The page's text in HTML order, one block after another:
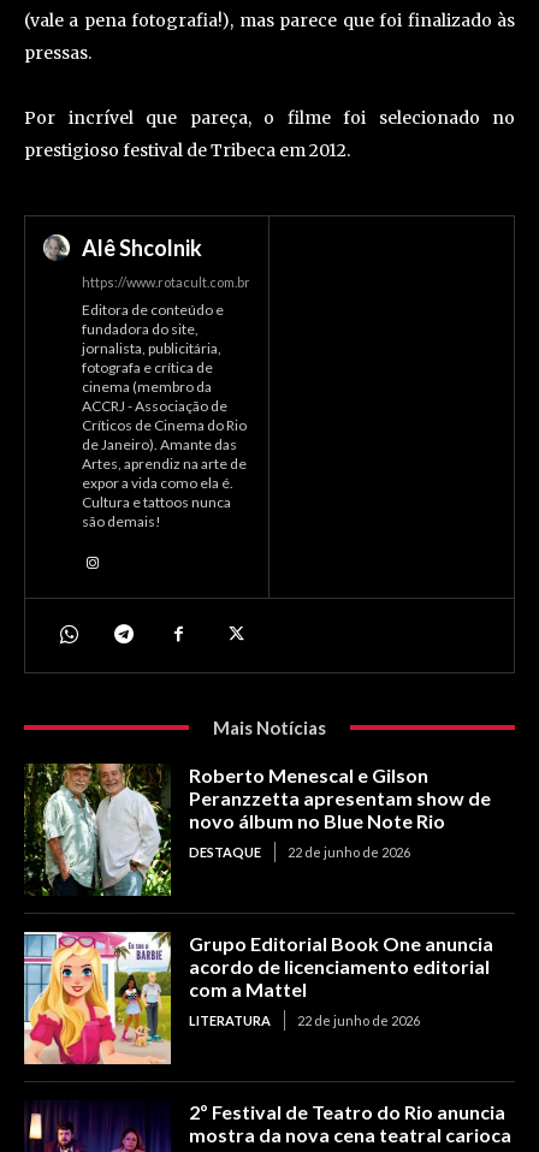
(vale a pena fotografia!), mas parece que foi finalizado às
pressas.
Por incrível que pareça, o filme foi selecionado no
prestigioso festival de Tribeca em 2012.
Alê Shcolnik
https://www.rotacult.com.br
Editora de conteúdo e
fundadora do site,
jornalista, publicitária,
fotografa e crítica de
cinema (membro da
ACCRJ - Associação de
Críticos de Cinema do Rio
de Janeiro). Amante das
Artes, aprendiz na arte de
expor a vida como ela é.
Cultura e tattoos nunca
são demais!
Mais Notícias
Roberto Menescal e Gilson
Peranzzetta apresentam show de
novo álbum no Blue Note Rio
DESTAQUE 22 de junho de 2026
Grupo Editorial Book One anuncia
acordo de licenciamento editorial
com a Mattel
LITERATURA 22 de junho de 2026
2º Festival de Teatro do Rio anuncia
mostra da nova cena teatral carioca